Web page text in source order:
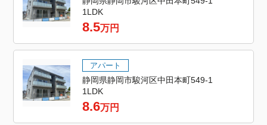
1LDK
8.5万円
アパート
静岡県静岡市駿河区中田本町549-1
1LDK
8.6万円